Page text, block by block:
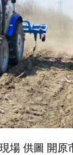
場 供圖 開原